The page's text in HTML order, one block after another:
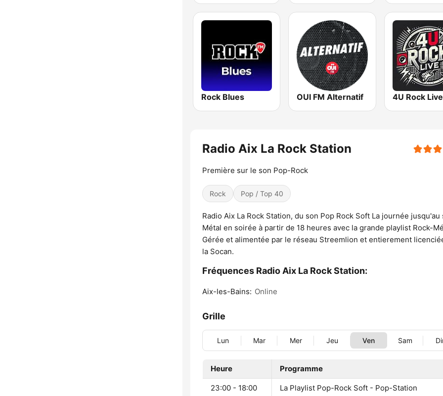
Rock Blues OUI FM Alternatif 4U Rock Live
Radio Aix La Rock Station
Première sur le son Pop-Rock
Rock Pop / Top 40
Radio Aix La Rock Station, du son Pop Rock Soft La journée jusqu'au
Métal en soirée à partir de 18 heures avec la grande playlist Rock-
Gérée et alimentée par le réseau Streemlion et entierement
la Socan.
Fréquences Radio Aix La Rock Station:
Aix-les-Bains: Online
Grille
Lun Mar Mer Jeu Ven Sam
Heure Programme
23:00 - 18:00 La Playlist Pop-Rock Soft - Pop-Station